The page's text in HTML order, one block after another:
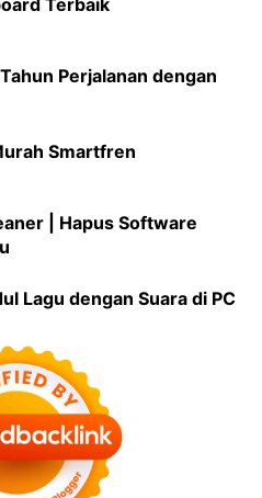
Terbaik
Perjalanan dengan
Smartfren
| Hapus Software
Lagu dengan Suara di PC